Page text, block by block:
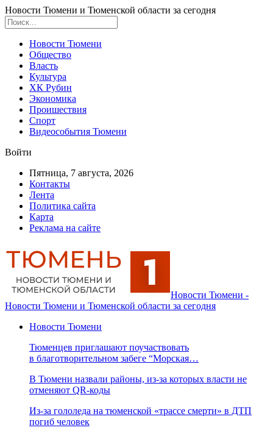
Новости Тюмени и Тюменской области за сегодня
Новости Тюмени
Общество
Власть
Культура
ХК Рубин
Экономика
Проишествия
Спорт
Видеособытия Тюмени
Войти
Пятница, 7 августа, 2026
Контакты
Лента
Политика сайта
Карта
Реклама на сайте
Новости Тюмени -
Новости Тюмени и Тюменской области за сегодня
Новости Тюмени
Тюменцев приглашают поучаствовать
в благотворительном забеге “Морская…
В Тюмени назвали районы, из-за которых власти не
отменяют QR-коды
Из-за гололеда на тюменской «трассе смерти» в ДТП
погиб человек